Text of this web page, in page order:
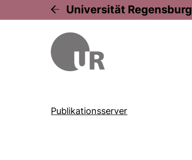
Universität Regensburg
Publikationsserver